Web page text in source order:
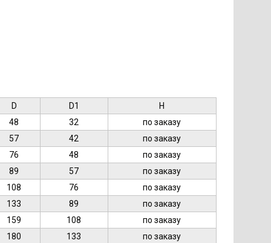
D D1
H
48 32
по заказу
57 42
по заказу
76 48
по заказу
89 57
по заказу
108 76
по заказу
133 89
по заказу
159 108
по заказу
180 133
по заказу